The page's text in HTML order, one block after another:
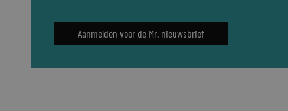
Aanmelden voor de Mr. nieuwsbrief